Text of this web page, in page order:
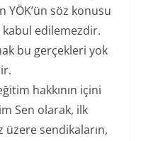
YÖK’ün söz konusu
kabul edilemezdir.
bu gerçekleri yok
hakkının içini
Sen olarak, ilk
sendikaların,